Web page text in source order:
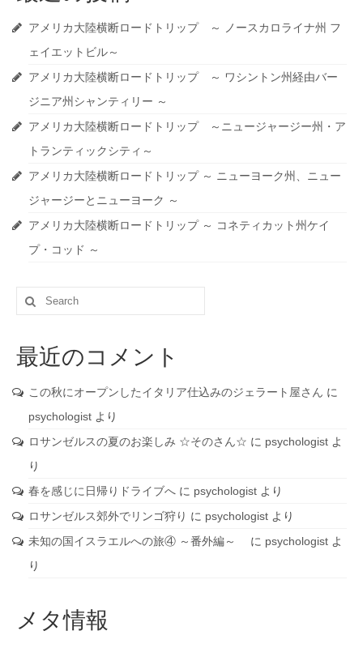
アメリカ大陸横断ロードトリップ ～ ノースカロライナ州 フ
ェイエットビル～
アメリカ大陸横断ロードトリップ ～ ワシントン州経由バー
ジニア州シャンティリー ～
アメリカ大陸横断ロードトリップ ～ニュージャージー州・ア
トランティックシティ～
アメリカ大陸横断ロードトリップ ～ ニューヨーク州、ニュー
ジャージーとニューヨーク ～
アメリカ大陸横断ロードトリップ ～ コネティカット州ケイ
プ・コッド ～
Search
for:
最近のコメント
この秋にオープンしたイタリア仕込みのジェラート屋さん に
psychologist より
ロサンゼルスの夏のお楽しみ ☆そのさん☆ に psychologist よ
り
春を感じに日帰りドライブへ に psychologist より
ロサンゼルス郊外でリンゴ狩り に psychologist より
未知の国イスラエルへの旅④ ～番外編～
に psychologist よ
り
メタ情報